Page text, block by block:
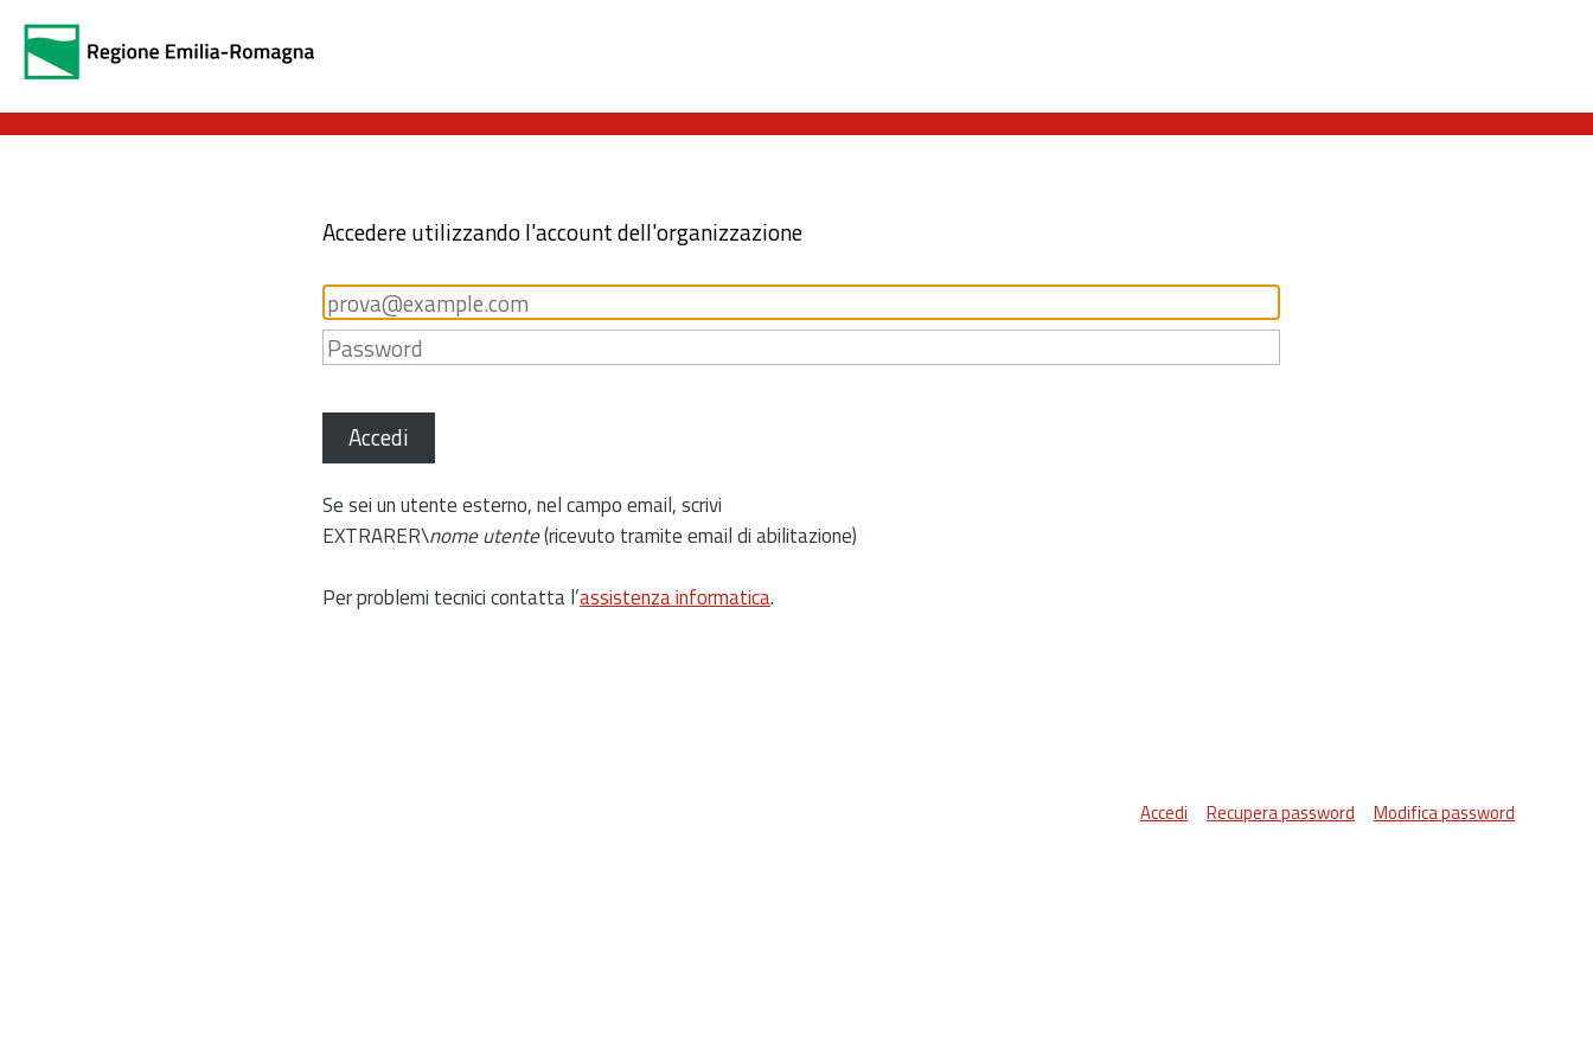
Accedere utilizzando l'account dell'organizzazione
Accedi
Se sei un utente esterno, nel campo email, scrivi
EXTRARER\nome utente(ricevuto tramite email di abilitazione)
Per problemi tecnici contatta l’assistenza informatica.
Accedi Recupera password Modifica password